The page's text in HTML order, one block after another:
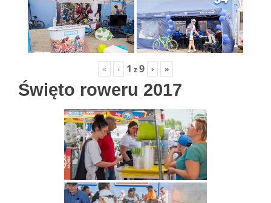
« ‹ 1 z9 › »
Święto roweru 2017